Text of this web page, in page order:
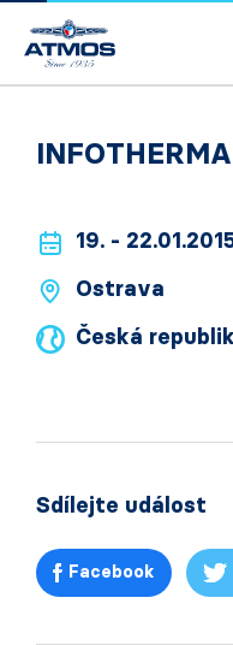
19. -
Ostrava
Česká
Sdílejte událost
Facebook